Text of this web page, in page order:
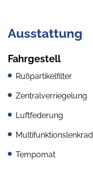
Ausstattung
Fahrgestell
Rußpartikelfilter
Zentralverriegelung
Luftfederung
Multifunktionslenkrad
Tempomat